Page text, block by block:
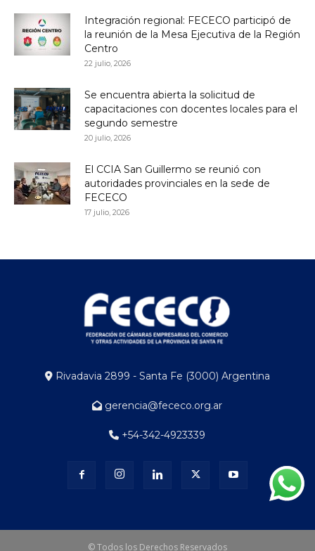
Integración regional: FECECO participó de
la reunión de la Mesa Ejecutiva de la Región
Centro
22 julio, 2026
Se encuentra abierta la solicitud de
capacitaciones con docentes locales para el
segundo semestre
20 julio, 2026
El CCIA San Guillermo se reunió con
autoridades provinciales en la sede de
FECECO
17 julio, 2026
Rivadavia 2899 - Santa Fe (3000) Argentina
gerencia@fececo.org.ar
+54-342-4923339
© Todos los Derechos Reservados